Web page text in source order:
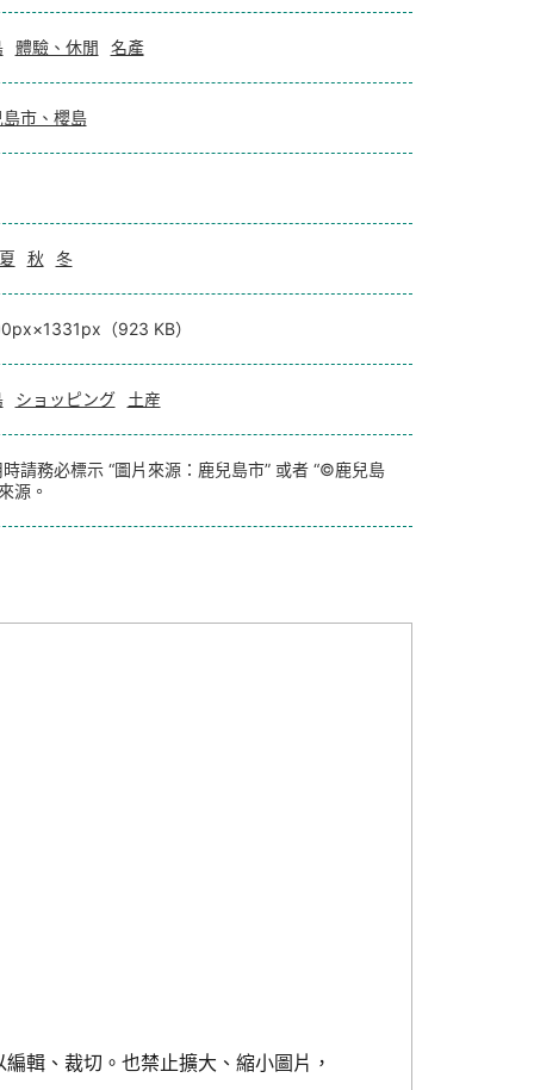
體驗、休閒 名產
島市、櫻島
夏 秋 冬
（923 KB）
ショッピング 土産
請務必標示 “圖片來源：鹿兒島市” 或者 “©鹿兒島
源。
輯、裁切。也禁止擴大、縮小圖片，